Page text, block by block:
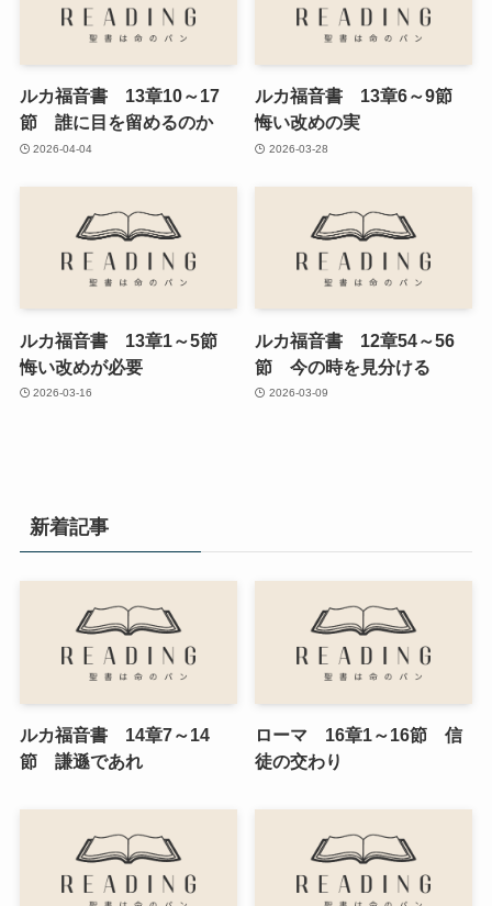
ルカ福音書 13章10～17
節 誰に目を留めるのか
2026-04-04
ルカ福音書 13章6～9節
悔い改めの実
2026-03-28
ルカ福音書 13章1～5節
悔い改めが必要
2026-03-16
ルカ福音書 12章54～56
節 今の時を見分ける
2026-03-09
新着記事
ルカ福音書 14章7～14
節 謙遜であれ
ローマ 16章1～16節 信
徒の交わり